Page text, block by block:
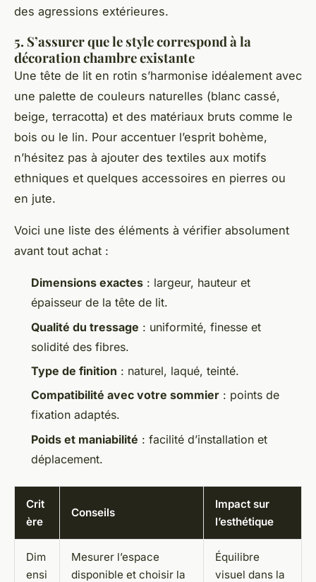
des agressions extérieures.
5. S’assurer que le style correspond à la
décoration chambre existante
Une tête de lit en rotin s’harmonise idéalement avec
une palette de couleurs naturelles (blanc cassé,
beige, terracotta) et des matériaux bruts comme le
bois ou le lin. Pour accentuer l’esprit bohème,
n’hésitez pas à ajouter des textiles aux motifs
ethniques et quelques accessoires en pierres ou
en jute.
Voici une liste des éléments à vérifier absolument
avant tout achat :
Dimensions exactes : largeur, hauteur et
épaisseur de la tête de lit.
Qualité du tressage : uniformité, finesse et
solidité des fibres.
Type de finition : naturel, laqué, teinté.
Compatibilité avec votre sommier : points de
fixation adaptés.
Poids et maniabilité : facilité d’installation et
déplacement.
Crit
ère
Conseils
Impact sur
l’esthétique
Dim
ensi
Mesurer l’espace
disponible et choisir la
Équilibre
visuel dans la